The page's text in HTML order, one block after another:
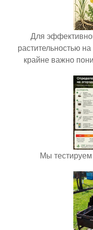
Для
растительностью
крайне важно
Мы тестируем